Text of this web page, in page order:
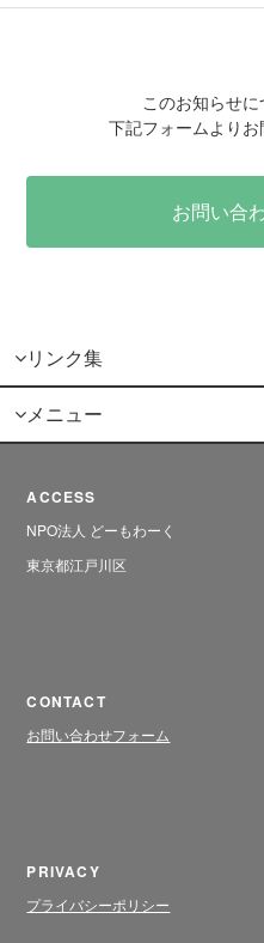
このお知らせ
下記フォームよりお
お問い合
リンク集
メニュー
ACCESS
NPO法人 どーもわーく
東京都江戸川区
CONTACT
お問い合わせフォーム
PRIVACY
プライバシーポリシー